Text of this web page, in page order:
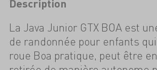
Description
La Java Junior GTX BOA est
de randonnée pour enfants
roue Boa pratique, peut être